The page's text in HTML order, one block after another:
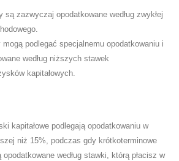
są zazwyczaj opodatkowane według zwykłej
mogą podlegać specjalnemu opodatkowaniu i
według niższych stawek
kapitałowych.
kapitałowe podlegają opodatkowaniu w
niż 15%, podczas gdy krótkoterminowe
według stawki, którą płacisz w